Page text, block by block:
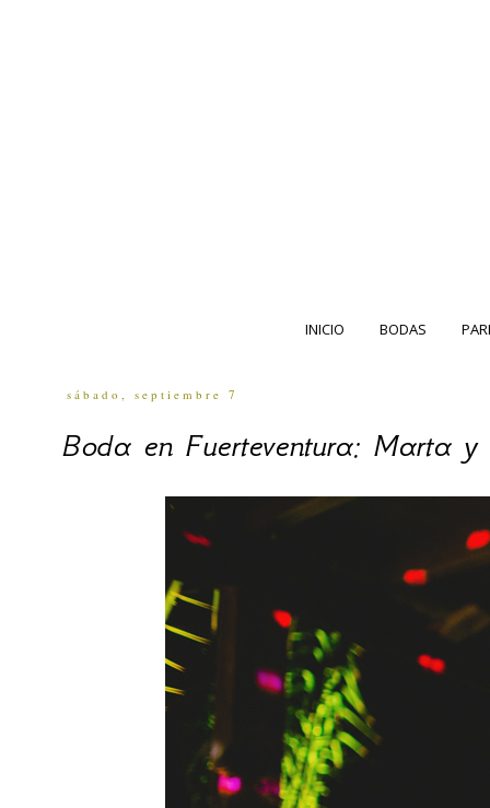
INICIO BODAS
sábado, septiembre 7
Boda en Fuerteventura: Marta y